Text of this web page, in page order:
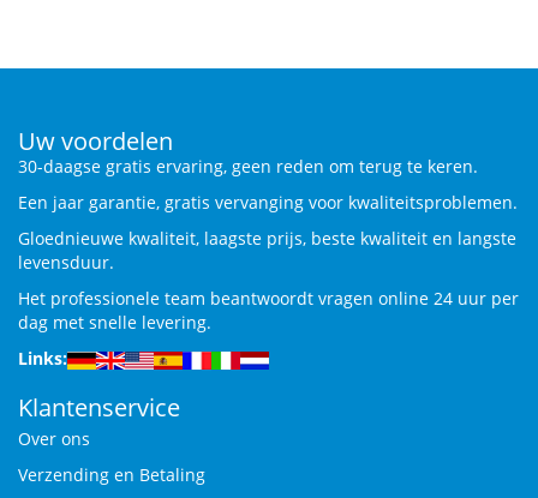
Uw voordelen
30-daagse gratis ervaring, geen reden om terug te keren.
Een jaar garantie, gratis vervanging voor kwaliteitsproblemen.
Gloednieuwe kwaliteit, laagste prijs, beste kwaliteit en langste
levensduur.
Het professionele team beantwoordt vragen online 24 uur per
dag met snelle levering.
Links:
Klantenservice
Over ons
Verzending en Betaling